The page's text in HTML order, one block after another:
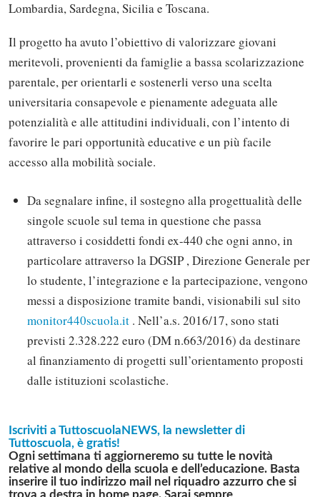
Lombardia, Sardegna, Sicilia e Toscana.
Il progetto ha avuto l’obiettivo di valorizzare giovani
meritevoli, provenienti da famiglie a bassa scolarizzazione
parentale, per orientarli e sostenerli verso una scelta
universitaria consapevole e pienamente adeguata alle
potenzialità e alle attitudini individuali, con l’intento di
favorire le pari opportunità educative e un più facile
accesso alla mobilità sociale.
Da segnalare infine, il sostegno alla progettualità delle
singole scuole sul tema in questione che passa
attraverso i cosiddetti fondi ex-440 che ogni anno, in
particolare attraverso la DGSIP , Direzione Generale per
lo studente, l’integrazione e la partecipazione, vengono
messi a disposizione tramite bandi, visionabili sul sito
monitor440scuola.it. Nell’a.s. 2016/17, sono stati
previsti 2.328.222 euro (DM n.663/2016) da destinare
al finanziamento di progetti sull’orientamento proposti
dalle istituzioni scolastiche.
Iscriviti a TuttoscuolaNEWS, la newsletter di
Tuttoscuola, è gratis!
Ogni settimana ti aggiorneremo su tutte le novità
relative al mondo della scuola e dell’educazione. Basta
inserire il tuo indirizzo mail nel riquadro azzurro che si
trova a destra in home page. Sarai sempre
Solo gli utenti registrati possono